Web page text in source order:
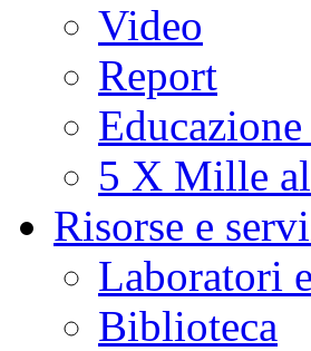
Video
Report
5 X Mille
Risorse e
Laboratori
Biblioteca